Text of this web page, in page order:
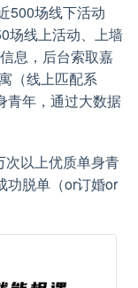
500场线下活动
场线上活动、上墙
息，后台索取嘉
（线上匹配系
青年，通过大数据
次以上优质单身青
功脱单（or订婚or